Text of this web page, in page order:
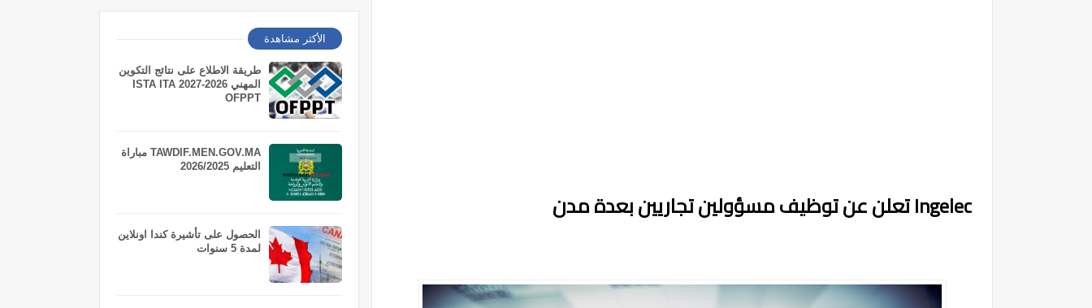
الأكثر مشاهدة
طريقة الاطلاع على نتائج التكوين
المهني 2026-2027 ISTA ITA
OFPPT
TAWDIF.MEN.GOV.MA مباراة
التعليم 2026/2025
الحصول على تأشيرة كندا اونلاين
لمدة 5 سنوات